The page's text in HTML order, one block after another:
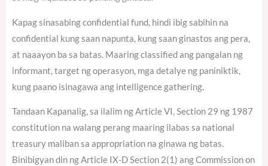
Kapag sinasabing confidential fund, hindi ibig sabihin na
confidential kung saan napunta, kung saan ginastos ang pera,
at naaayon ba sa batas. Maaring classified ang pangalan ng
informant, target ng operasyon, mga detalye ng paniniktik,
kung paano isinagawa ang intelligence gathering.
Tandaan Kapanalig, sa ilalim ng Article VI, Section 29 ng 1987
constitution na walang perang maaring ilabas sa national
treasury maliban sa appropriation na ginawa ng batas.
Binibigyan din ng Article IX-D Section 2(1) ang Commission on